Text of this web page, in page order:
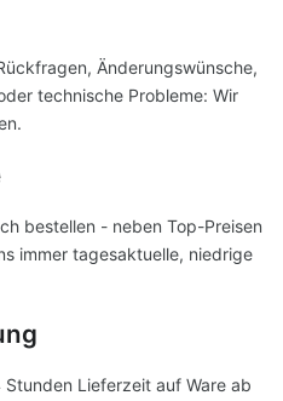
Änderungswünsche,
technische Probleme: Wir
bestellen - neben Top-Preisen
immer tagesaktuelle, niedrige
Lieferzeit auf Ware ab